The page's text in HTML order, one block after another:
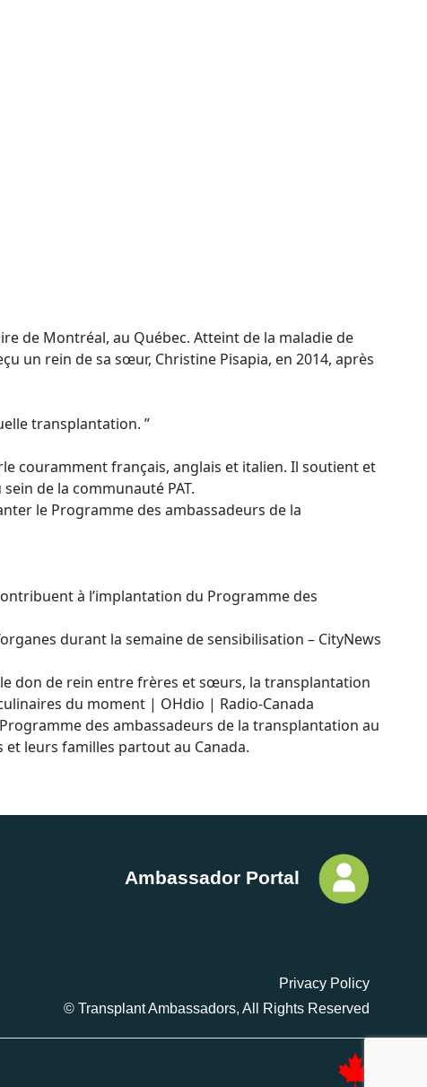
de Montréal, au Québec. Atteint de la maladie de
un rein de sa sœur, Christine Pisapia, en 2014, après
transplantation. ”
couramment français, anglais et italien. Il soutient et
de la communauté PAT.
le Programme des ambassadeurs de la
à l’implantation du Programme des
durant la semaine de sensibilisation – CityNews
le don de rein entre frères et sœurs, la transplantation
du moment | OHdio | Radio-Canada
des ambassadeurs de la transplantation au
et leurs familles partout au Canada.
Ambassador Portal
Privacy Policy
© Transplant Ambassadors, All Rights Reserved